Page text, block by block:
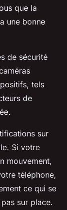
que la
une bonne
de sécurité
tels
de
sur
Si votre
mouvement,
téléphone,
ce qui se
sur place.